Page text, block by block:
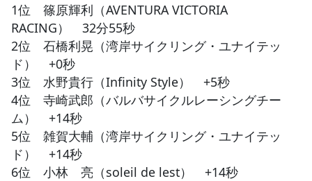
1位 篠原輝利（AVENTURA VICTORIA
RACING） 32分55秒
2位 石橋利晃（湾岸サイクリング・ユナイテッ
ド） +0秒
3位 水野貴行（Infinity Style） +5秒
4位 寺崎武郎（バルバサイクルレーシングチー
ム） +14秒
5位 雑賀大輔（湾岸サイクリング・ユナイテッ
ド） +14秒
6位 小林 亮（soleil de lest） +14秒